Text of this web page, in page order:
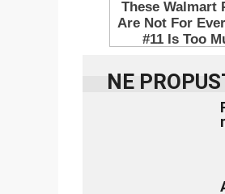
NE